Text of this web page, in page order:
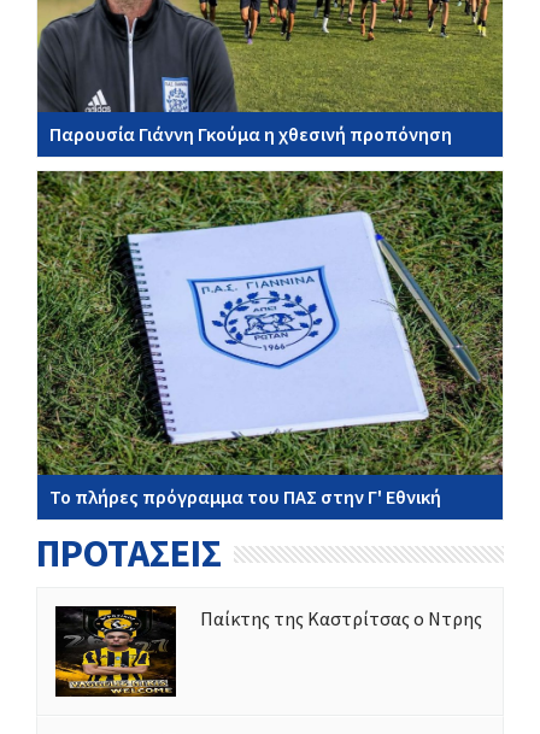
Παρουσία Γιάννη Γκούμα η χθεσινή προπόνηση
Το πλήρες πρόγραμμα του ΠΑΣ στην Γ' Εθνική
ΠΡΟΤΑΣΕΙΣ
Παίκτης της Καστρίτσας ο Ντρης